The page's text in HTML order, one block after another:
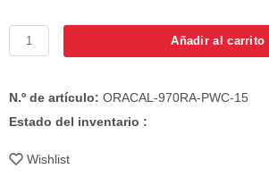
Añadir al carrito
N.º de artículo: ORACAL-970RA-PWC-15
Estado del inventario :
Wishlist